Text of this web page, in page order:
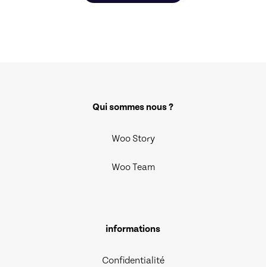
Qui sommes nous ?
Woo Story
Woo Team
informations
Confidentialité